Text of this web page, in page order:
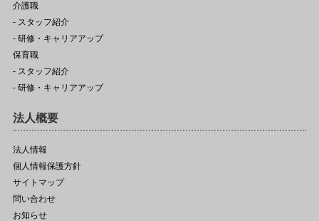
介護職
- スタッフ紹介
- 研修・キャリアアップ
保育職
- スタッフ紹介
- 研修・キャリアアップ
法人概要
法人情報
個人情報保護方針
サイトマップ
問い合わせ
お知らせ